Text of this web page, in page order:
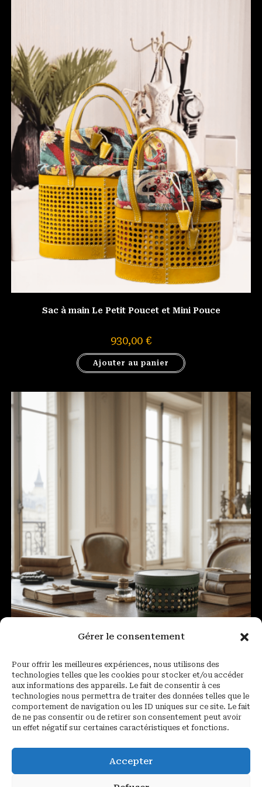
Gérer le consentement
Pour offrir les meilleures expériences, nous utilisons des
technologies telles que les cookies pour stocker et/ou accéder
aux informations des appareils. Le fait de consentir à ces
technologies nous permettra de traiter des données telles que le
comportement de navigation ou les ID uniques sur ce site. Le fait
de ne pas consentir ou de retirer son consentement peut avoir
un effet négatif sur certaines caractéristiques et fonctions.
Accepter
Sac à main Le Petit Poucet et Mini Pouce
930,00 €
Ajouter au panier
Boîte artisanale
169,00€
Ajouter au panier